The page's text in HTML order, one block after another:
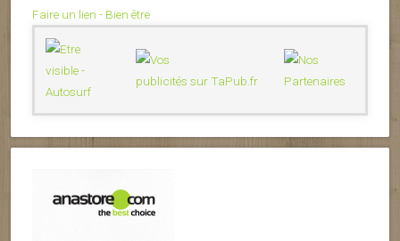
Faire un lien - Bien être